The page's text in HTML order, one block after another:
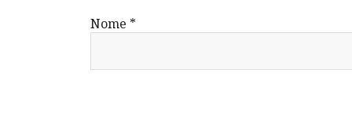
Nome *